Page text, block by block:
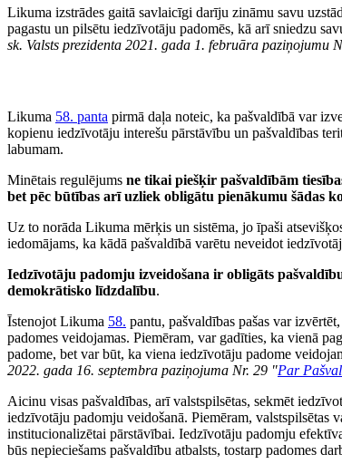
Likuma izstrādes gaitā savlaicīgi darīju zināmu savu
pagastu un pilsētu iedzīvotāju padomēs, kā arī sniedzu
sk. Valsts prezidenta 2021. gada 1. februāra paziņojumu
Likuma 58. panta pirmā daļa noteic, ka pašvaldībā var
kopienu iedzīvotāju interešu pārstāvību un pašvaldības
labumam.
Minētais regulējums ne tikai piešķir pašvaldībām
bet pēc būtības arī uzliek obligātu pienākumu šādas
Uz to norāda Likuma mērķis un sistēma, jo īpaši
iedomājams, ka kādā pašvaldībā varētu neveidot
Iedzīvotāju padomju izveidošana ir obligāts
demokrātisko līdzdalību.
Īstenojot Likuma 58. pantu, pašvaldības pašas var
padomes veidojamas. Piemēram, var gadīties, ka vienā
padome, bet var būt, ka viena iedzīvotāju padome
2022. gada 16. septembra paziņojuma Nr. 29 "Par
Aicinu visas pašvaldības, arī valstspilsētas, sekmēt
iedzīvotāju padomju veidošanā. Piemēram, valstspilsētas
institucionalizētai pārstāvībai. Iedzīvotāju padomju
būs nepieciešams pašvaldību atbalsts, tostarp padomes